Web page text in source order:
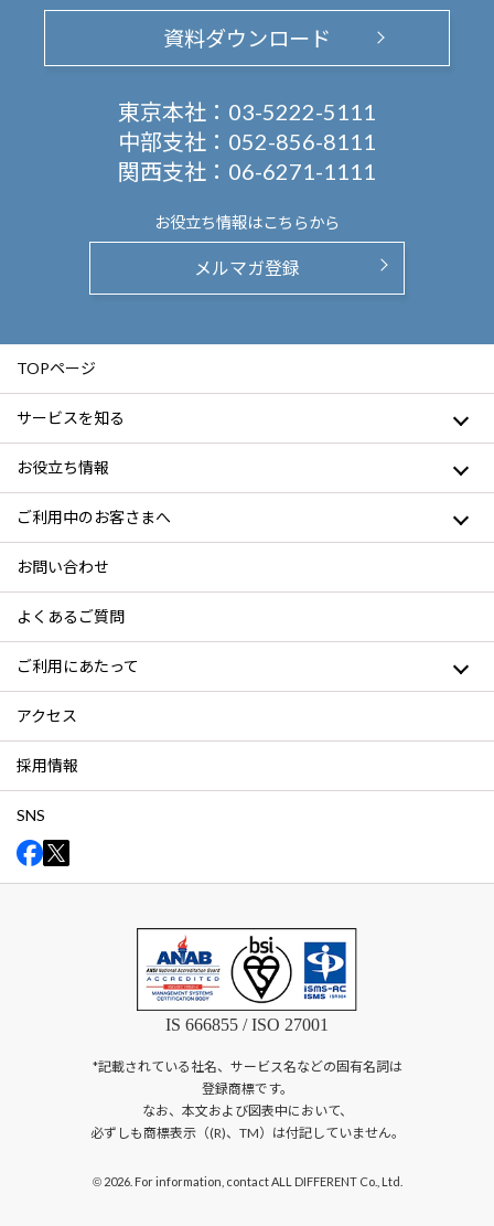
資料ダウンロード
東京本社： 03-5222-5111
中部支社： 052-856-8111
関西支社： 06-6271-1111
お役立ち情報はこちらから
メルマガ登録
TOPページ
サービスを知る
お役立ち情報
ご利用中のお客さまへ
お問い合わせ
よくあるご質問
ご利用にあたって
アクセス
採用情報
SNS
IS 666855 / ISO 27001
*記載されている社名、サービス名などの固有名詞は
登録商標です。
なお、本文および図表中において、
必ずしも商標表示（(R)、TM）は付記していません。
©2026. For information, contact ALL DIFFERENT Co., Ltd.